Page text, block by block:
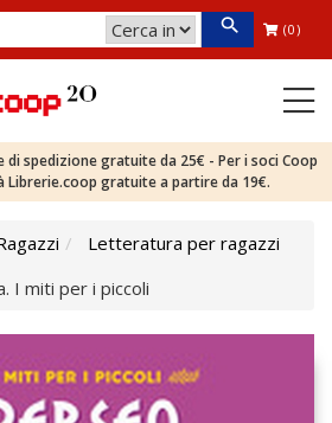
(0)
di spedizione gratuite da 25€ - Per i soci Coop
Librerie.coop gratuite a partire da 19€.
Letteratura per ragazzi
I miti per i piccoli